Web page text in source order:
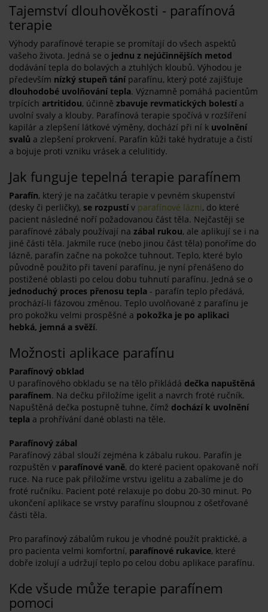
Tajemství dlouhověkosti - parafínová
terapie
Výhody parafínové terapie se promítají do všech aspektů
vašeho života. Jedná se o jednu z nejúčinnějších metod
dodávání tepla do bolavých a ztuhlých kloubů. Výhodou je
především nízký stupeň táníparafínu, který poté zajišťuje
dlouhodobé uvolňování tepla. Významně pomáhá pacientům
trpících artritidou, účinně zbavuje revmatických bolestía
uvolní svaly a klouby. Parafínová terapie spočívá v rozšíření
kapilár a zlepšení látkové výměny, dochází při ní k uvolnění
svalů a zlepšení prokrvení. Parafín kůži také hydratuje a čistí
a bojuje proti vzniku vrásek a celulitidy.
Jak funguje tepelná terapie parafínem
Parafín, který je na začátku terapie v pevném skupenství
(desky či perličky), se rozpustív parafínové lázni, do které
pacient následné noří požadovanou část těla. Nejčastěji se
parafínové zábaly používají na zábal rukou, ale aplikují se i na
jiné části těla. Jakmile ruce (nebo jinou část těla) ponoříme do
lázně, parafín začne na pokožce tuhnout. Teplo, které bylo
původně použito při tavení parafínu, je nyní přenášeno do
postižené oblasti po celou dobu tuhnutí parafínu. Jedná se o
jednoduchý proces přenosu tepla - parafín teplo předává,
prochází-li fázovou změnou. Teplo uvolňované z parafínu je
pro pokožku velmi prospěšné a pokožka je po aplikaci
hebká, jemná a svěží.
Možnosti aplikace parafínu
Parafínový obklad
U parafínového obkladu se na tělo přikládá dečka napuštěná
parafínem. Na dečku přiložíme igelit a navrch froté ručník.
Napuštěná dečka postupně tuhne, čímž dochází k uvolnění
tepla a prohřívání dané oblasti na těle.
Parafínový zábal
Parafínový zábal slouží zejména k zábalu rukou. Parafín je
rozpuštěn v parafínové vaně, do které pacient opakovaně noří
ruce. Na ruce pak přiložíme vrstvu igelitu a zabalíme je do
froté ručníku. Pacient poté relaxuje po dobu 20-30 minut. Po
ukončení aplikace se vrstvy parafínu sloupnou z ošetřované
části těla.
Pro parafínový zábalům rukou je vhodné použít praktické, a
pro pacienta velmi komfortní, parafínové rukavice, které
dobře izolují a udržují teplo po celou dobu aplikace parafínu.
Kde všude může terapie parafínem
pomoci